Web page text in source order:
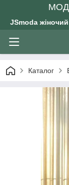
JSmoda
Каталог